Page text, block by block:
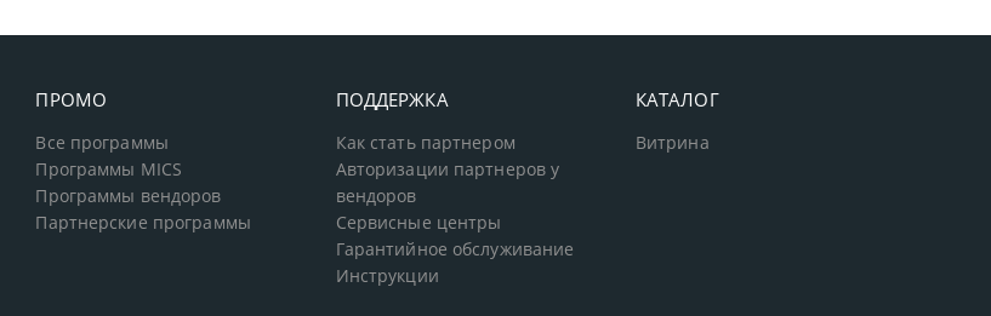
ПРОМО
Все программы
Программы MICS
Программы вендоров
Партнерские программы
ПОДДЕРЖКА
Как стать партнером
Авторизации партнеров у
вендоров
Сервисные центры
Гарантийное обслуживание
Инструкции
КАТАЛОГ
Витрина